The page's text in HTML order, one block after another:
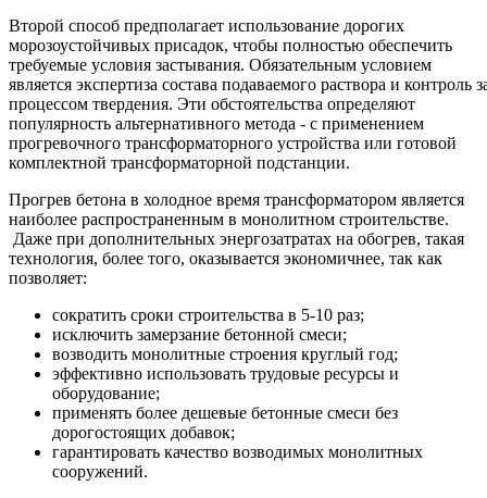
Второй способ предполагает использование дорогих
морозоустойчивых присадок, чтобы полностью обеспечить
требуемые условия застывания. Обязательным условием
является экспертиза состава подаваемого раствора и контроль
процессом твердения. Эти обстоятельства определяют
популярность альтернативного метода - с применением
прогревочного трансформаторного устройства или готовой
комплектной трансформаторной подстанции.
Прогрев бетона в холодное время трансформатором является
наиболее распространенным в монолитном строительстве.
Даже при дополнительных энергозатратах на обогрев, такая
технология, более того, оказывается экономичнее, так как
позволяет:
сократить сроки строительства в 5-10 раз;
исключить замерзание бетонной смеси;
возводить монолитные строения круглый год;
эффективно использовать трудовые ресурсы и
оборудование;
применять более дешевые бетонные смеси без
дорогостоящих добавок;
гарантировать качество возводимых монолитных
сооружений.